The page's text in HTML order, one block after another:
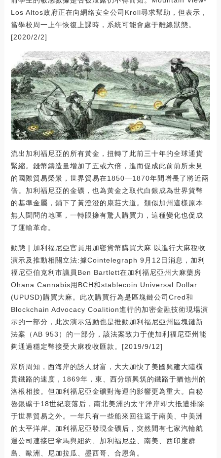
Los Altos政府正在向網絡安全公司Kroll尋求幫助，但表示，
當學校周一上午恢復上課時，系統可能會處于離線狀態。
[2020/2/2]
流出加利福尼亞的所有黃金，扭轉了此前三十年的全球通貨
緊縮。錢幣鑄造量增加了五或六倍，進而促成此前前所未見
的國際貿易榮景，世界貿易在1850—1870年間增長了將近兩
倍。加利福尼亞的金礦，也為黃金之取代白銀成為世界貨幣
的基準金屬，鋪下了黃澄澄的康莊大道。類似加州這樣原本
無人聞問的地區，一轉眼擁有驚人購買力，這種變化也促成
了運輸革命。
動態 | 加利福尼亞官員用加密貨幣購買大麻 以進行大麻稅收
演示及推動相關立法:據Cointelegraph 9月12日消息，加利
福尼亞伯克利市議員Ben Bartlett在加利福尼亞州大麻藥房
Ohana Cannabis用BCH和stablecoin Universal Dollar
(UPUSD)購買大麻。此次購買行為是區塊鏈公司Cred和
Blockchain Advocacy Coalition進行的加密金融技術現場演
示的一部分，此次演示活動也是推動加利福尼亞州區塊鏈新
法案（AB 953）的一部分，該法案致力于使加利福尼亞州能
夠通過穩定幣接受大麻稅收匯款。[2019/9/12]
眾所周知，西海岸的誘人財富，大大加快了美國興建大陸橫
貫鐵路的速度，1869年，東、西分頭興筑的鐵路于猶他州的
洛根相接。但加利福尼亞金礦對海運的影響更為重大。自秘
魯銀礦于18世紀衰落后，南北美洲的太平洋岸即大抵遭排除
于世界貿易之外。一年只有一些船來回往返于南美、中美洲
的太平洋岸。加利福尼亞發現金礦后，突然間有七家汽輪航
運公司連接巴拿馬與紐約、加利福尼亞、南美、西印度群
島、歐洲、尼加拉瓜、墨西哥、合恩角。